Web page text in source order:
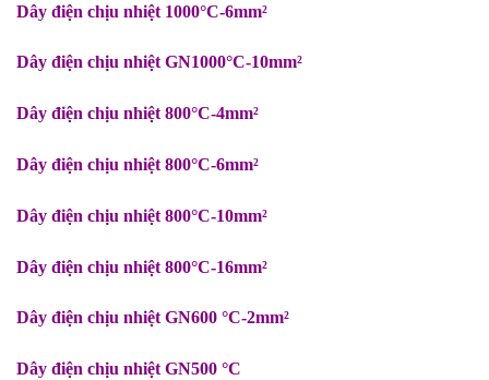
Dây điện chịu nhiệt 1000°C-6mm²
Dây điện chịu nhiệt GN1000°C-10mm²
Dây điện chịu nhiệt 800°C-4mm²
Dây điện chịu nhiệt 800°C-6mm²
Dây điện chịu nhiệt 800°C-10mm²
Dây điện chịu nhiệt 800°C-16mm²
Dây điện chịu nhiệt GN600 °C-2mm²
Dây điện chịu nhiệt GN500 °C